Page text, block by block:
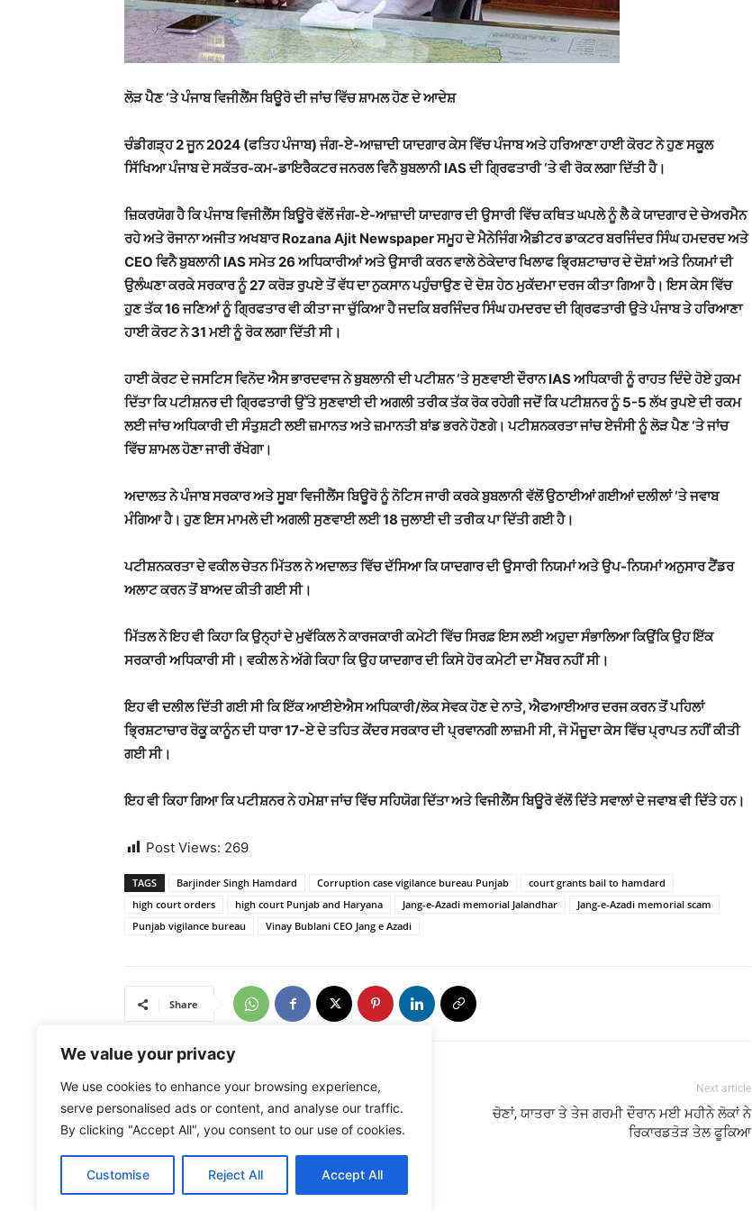
We value your privacy
We use cookies to enhance your browsing experience,
serve personalised ads or content, and analyse our traffic.
By clicking "Accept All", you consent to our use of cookies.
Customise Reject All Accept All
ਲੋੜ ਪੈਣ ‘ਤੇ ਪੰਜਾਬ ਵਿਜੀਲੈਂਸ ਬਿਊਰੋ ਦੀ ਜਾਂਚ ਵਿੱਚ ਸ਼ਾਮਲ ਹੋਣ ਦੇ ਆਦੇਸ਼
ਚੰਡੀਗੜ੍ਹ 2 ਜੂਨ 2024 (ਫਤਿਹ ਪੰਜਾਬ) ਜੰਗ-ਏ-ਆਜ਼ਾਦੀ ਯਾਦਗਾਰ ਕੇਸ ਵਿੱਚ ਪੰਜਾਬ ਅਤੇ ਹਰਿਆਣਾ ਹਾਈ ਕੋਰਟ ਨੇ ਹੁਣ ਸਕੂਲ
ਸਿੱਖਿਆ ਪੰਜਾਬ ਦੇ ਸਕੱਤਰ-ਕਮ-ਡਾਇਰੈਕਟਰ ਜਨਰਲ ਵਿਨੈ ਬੁਬਲਾਨੀ IAS ਦੀ ਗ੍ਰਿਫਤਾਰੀ ‘ਤੇ ਵੀ ਰੋਕ ਲਗਾ ਦਿੱਤੀ ਹੈ।
ਜ਼ਿਕਰਯੋਗ ਹੈ ਕਿ ਪੰਜਾਬ ਵਿਜੀਲੈਂਸ ਬਿਊਰੋ ਵੱਲੋਂਜੰਗ-ਏ-ਆਜ਼ਾਦੀ ਯਾਦਗਾਰ ਦੀ ਉਸਾਰੀ ਵਿੱਚ ਕਥਿਤ ਘਪਲੇ ਨੂੰ ਲੈ ਕੇਯਾਦਗਾਰ ਦੇ ਚੇਅਰਮੈਨ
ਰਹੇ ਅਤੇ ਰੋਜਾਨਾ ਅਜੀਤ ਅਖਬਾਰ Rozana Ajit Newspaper ਸਮੂਹ ਦੇ ਮੈਨੇਜਿੰਗ ਐਡੀਟਰ ਡਾਕਟਰ ਬਰਜਿੰਦਰ ਸਿੰਘ ਹਮਦਰਦ ਅਤੇ
CEO ਵਿਨੈ ਬੁਬਲਾਨੀ IASਸਮੇਤ 26 ਅਧਿਕਾਰੀਆਂ ਅਤੇ ਉਸਾਰੀ ਕਰਨ ਵਾਲੇ ਠੇਕੇਦਾਰ ਖਿਲਾਫਭ੍ਰਿਸ਼ਟਾਚਾਰ ਦੇ ਦੋਸ਼ਾਂ ਅਤੇ ਨਿਯਮਾਂ ਦੀ
ਉਲੰਘਣਾ ਕਰਕੇ ਸਰਕਾਰ ਨੂੰ 27 ਕਰੋੜ ਰੁਪਏ ਤੋਂ ਵੱਧ ਦਾ ਨੁਕਸਾਨ ਪਹੁੰਚਾਉਣ ਦੇ ਦੋਸ਼ ਹੇਠ ਮੁਕੱਦਮਾ ਦਰਜ ਕੀਤਾ ਗਿਆ ਹੈ। ਇਸ ਕੇਸ ਵਿੱਚ
ਹੁਣ ਤੱਕ 16 ਜਣਿਆਂ ਨੂੰ ਗ੍ਰਿਫਤਾਰ ਵੀ ਕੀਤਾ ਜਾ ਚੁੱਕਿਆ ਹੈ ਜਦਕਿ ਬਰਜਿੰਦਰ ਸਿੰਘ ਹਮਦਰਦ ਦੀ ਗ੍ਰਿਫਤਾਰੀ ਉਤੇ ਪੰਜਾਬ ਤੇ ਹਰਿਆਣਾ
ਹਾਈ ਕੋਰਟ ਨੇ 31 ਮਈ ਨੂੰਰੋਕ ਲਗਾ ਦਿੱਤੀ ਸੀ।
ਹਾਈ ਕੋਰਟ ਦੇ ਜਸਟਿਸ ਵਿਨੋਦ ਐਸ ਭਾਰਦਵਾਜ ਨੇ ਬੁਬਲਾਨੀ ਦੀ ਪਟੀਸ਼ਨ ‘ਤੇ ਸੁਣਵਾਈ ਦੌਰਾਨ IAS ਅਧਿਕਾਰੀ ਨੂੰ ਰਾਹਤ ਦਿੰਦੇ ਹੋਏ ਹੁਕਮ
ਦਿੱਤਾ ਕਿ ਪਟੀਸ਼ਨਰ ਦੀ ਗ੍ਰਿਫਤਾਰੀ ਉੱਤੇ ਸੁਣਵਾਈ ਦੀ ਅਗਲੀ ਤਰੀਕ ਤੱਕ ਰੋਕ ਰਹੇਗੀ ਜਦੋਂ ਕਿ ਪਟੀਸ਼ਨਰ ਨੂੰ 5-5 ਲੱਖ ਰੁਪਏ ਦੀ ਰਕਮ
ਲਈ ਜਾਂਚ ਅਧਿਕਾਰੀ ਦੀ ਸੰਤੁਸ਼ਟੀ ਲਈ ਜ਼ਮਾਨਤ ਅਤੇ ਜ਼ਮਾਨਤੀ ਬਾਂਡ ਭਰਨੇ ਹੋਣਗੇ। ਪਟੀਸ਼ਨਕਰਤਾ ਜਾਂਚ ਏਜੰਸੀ ਨੂੰ ਲੋੜ ਪੈਣ ‘ਤੇ ਜਾਂਚ
ਵਿੱਚ ਸ਼ਾਮਲ ਹੋਣਾ ਜਾਰੀ ਰੱਖੇਗਾ।
ਅਦਾਲਤ ਨੇ ਪੰਜਾਬ ਸਰਕਾਰ ਅਤੇ ਸੂਬਾ ਵਿਜੀਲੈਂਸ ਬਿਊਰੋ ਨੂੰ ਨੋਟਿਸ ਜਾਰੀ ਕਰਕੇ ਬੁਬਲਾਨੀ ਵੱਲੋਂ ਉਠਾਈਆਂ ਗਈਆਂ ਦਲੀਲਾਂ ‘ਤੇ ਜਵਾਬ
ਮੰਗਿਆ ਹੈ। ਹੁਣ ਇਸ ਮਾਮਲੇ ਦੀ ਅਗਲੀ ਸੁਣਵਾਈ ਲਈ 18 ਜੁਲਾਈ ਦੀ ਤਰੀਕ ਪਾ ਦਿੱਤੀ ਗਈ ਹੈ।
ਪਟੀਸ਼ਨਕਰਤਾ ਦੇ ਵਕੀਲ ਚੇਤਨ ਮਿੱਤਲ ਨੇ ਅਦਾਲਤ ਵਿੱਚ ਦੱਸਿਆ ਕਿ ਯਾਦਗਾਰ ਦੀ ਉਸਾਰੀ ਨਿਯਮਾਂ ਅਤੇ ਉਪ-ਨਿਯਮਾਂ ਅਨੁਸਾਰ ਟੈਂਡਰ
ਅਲਾਟ ਕਰਨ ਤੋਂ ਬਾਅਦ ਕੀਤੀ ਗਈ ਸੀ।
ਮਿੱਤਲ ਨੇ ਇਹ ਵੀ ਕਿਹਾ ਕਿ ਉਨ੍ਹਾਂ ਦੇ ਮੁਵੱਕਿਲ ਨੇ ਕਾਰਜਕਾਰੀ ਕਮੇਟੀ ਵਿੱਚ ਸਿਰਫ਼ ਇਸ ਲਈ ਅਹੁਦਾ ਸੰਭਾਲਿਆ ਕਿਉਂਕਿ ਉਹ ਇੱਕ
ਸਰਕਾਰੀ ਅਧਿਕਾਰੀ ਸੀ। ਵਕੀਲ ਨੇ ਅੱਗੇ ਕਿਹਾ ਕਿ ਉਹ ਯਾਦਗਾਰ ਦੀ ਕਿਸੇ ਹੋਰ ਕਮੇਟੀ ਦਾ ਮੈਂਬਰ ਨਹੀਂ ਸੀ।
ਇਹ ਵੀ ਦਲੀਲ ਦਿੱਤੀ ਗਈ ਸੀ ਕਿ ਇੱਕ ਆਈਏਐਸ ਅਧਿਕਾਰੀ/ਲੋਕ ਸੇਵਕ ਹੋਣ ਦੇ ਨਾਤੇ, ਐਫਆਈਆਰ ਦਰਜ ਕਰਨ ਤੋਂ ਪਹਿਲਾਂ
ਭ੍ਰਿਸ਼ਟਾਚਾਰ ਰੋਕੂ ਕਾਨੂੰਨ ਦੀ ਧਾਰਾ 17-ਏ ਦੇ ਤਹਿਤ ਕੇਂਦਰ ਸਰਕਾਰ ਦੀ ਪ੍ਰਵਾਨਗੀ ਲਾਜ਼ਮੀ ਸੀ, ਜੋ ਮੌਜੂਦਾ ਕੇਸ ਵਿੱਚ ਪ੍ਰਾਪਤ ਨਹੀਂ ਕੀਤੀ
ਗਈ ਸੀ।
ਇਹ ਵੀ ਕਿਹਾ ਗਿਆ ਕਿ ਪਟੀਸ਼ਨਰ ਨੇ ਹਮੇਸ਼ਾ ਜਾਂਚ ਵਿੱਚ ਸਹਿਯੋਗ ਦਿੱਤਾ ਅਤੇ ਵਿਜੀਲੈਂਸ ਬਿਊਰੋ ਵੱਲੋਂ ਦਿੱਤੇ ਸਵਾਲਾਂ ਦੇ ਜਵਾਬ ਵੀ ਦਿੱਤੇ ਹਨ।
Post Views: 269
TAGS Barjinder Singh Hamdard Corruption case vigilance bureau Punjab
court grants bail to hamdard
high court orders
high court Punjab and Haryana Jang-e-Azadi memorial Jalandhar
Jang-e-Azadi memorial scam
Punjab vigilance bureau
Vinay Bublani CEO Jang e Azadi
Share
Previous article
ਫਿਰੋਜਪੁਰ ਮਗਰੋਂ ਫਰੀਦਕੋਟ ਲੋਕ ਸਭਾ ਹਲਕੇ ਦੇ ਬਸਪਾ
ਉਮੀਦਵਾਰ ‘ਤੇ ਵੀ ਪਰਚਾ ਦਰਜ
Next article
ਚੋਣਾਂ, ਯਾਤਰਾ ਤੇ ਤੇਜ ਗਰਮੀ ਦੌਰਾਨ ਮਈ ਮਹੀਨੇ ਲੋਕਾਂ ਨੇ
ਰਿਕਾਰਡਤੋੜ ਤੇਲ ਫੂਕਿਆ